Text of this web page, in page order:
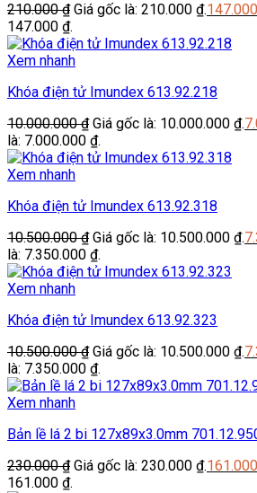
210.000₫ Giá gốc là: 210.000 ₫.147.000
147.000 ₫.
Xem nhanh
Khóa điện tử Imundex 613.92.218
10.000.000₫ Giá gốc là: 10.000.000 ₫.
là: 7.000.000 ₫.
Xem nhanh
Khóa điện tử Imundex 613.92.318
10.500.000₫ Giá gốc là: 10.500.000 ₫.
là: 7.350.000 ₫.
Xem nhanh
Khóa điện tử Imundex 613.92.323
10.500.000₫ Giá gốc là: 10.500.000 ₫.
là: 7.350.000 ₫.
Xem nhanh
Bản lề lá 2 bi 127x89x3.0mm
230.000₫ Giá gốc là: 230.000 ₫.161.000
161.000 ₫.